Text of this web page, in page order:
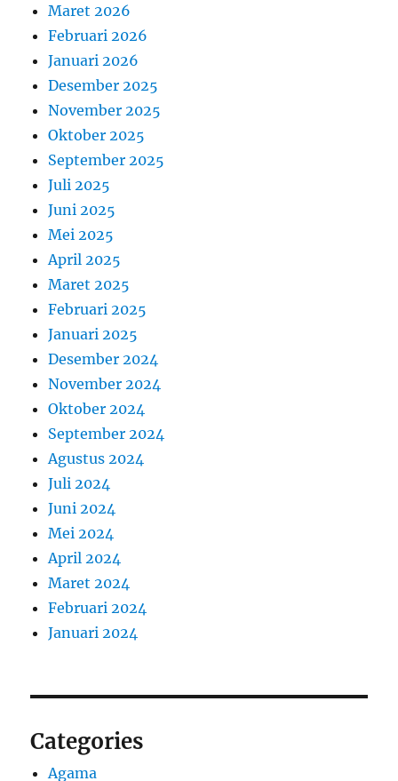
Maret 2026
Februari 2026
Januari 2026
Desember 2025
November 2025
Oktober 2025
September 2025
Juli 2025
Juni 2025
Mei 2025
April 2025
Maret 2025
Februari 2025
Januari 2025
Desember 2024
November 2024
Oktober 2024
September 2024
Agustus 2024
Juli 2024
Juni 2024
Mei 2024
April 2024
Maret 2024
Februari 2024
Januari 2024
Categories
Agama